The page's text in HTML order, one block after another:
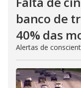
banco de
40% das
Alertas de